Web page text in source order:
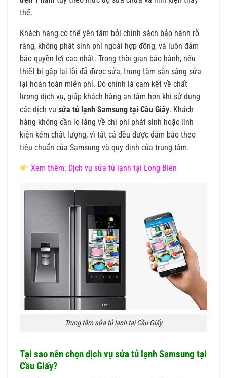
thế.
Khách hàng có thể yên tâm bởi chính sách bảo hành rõ
ràng, không phát sinh phí ngoài hợp đồng, và luôn đảm
bảo quyền lợi cao nhất. Trong thời gian bảo hành, nếu
thiết bị gặp lại lỗi đã được sửa, trung tâm sẵn sàng sửa
lại hoàn toàn miễn phí. Đó chính là cam kết về chất
lượng dịch vụ, giúp khách hàng an tâm hơn khi sử dụng
các dịch vụ sửa tủ lạnh Samsung tại Cầu Giấy. Khách
hàng không cần lo lắng về chi phí phát sinh hoặc linh
kiện kém chất lượng, vì tất cả đều được đảm bảo theo
tiêu chuẩn của Samsung và quy định của trung tâm.
Xem thêm: Dịch vụ sửa tủ lạnh tại Long Biên
Trung tâm sửa tủ lạnh tại Cầu Giấy
Tại sao nên chọn dịch vụ sửa tủ lạnh Samsung tại
Cầu Giấy?